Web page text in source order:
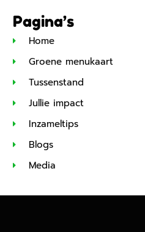
Pagina’s
Home
Groene menukaart
Tussenstand
Jullie impact
Inzameltips
Blogs
Media